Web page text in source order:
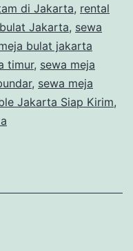
di Jakarta, rental
Jakarta, sewa
bulat jakarta
timur, sewa meja
, sewa meja
Jakarta Siap Kirim,